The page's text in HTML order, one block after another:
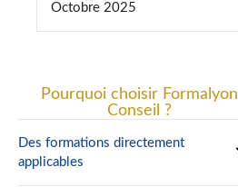
Octobre 2025
Pourquoi choisir Formalyon
Conseil ?
Des formations directement
applicables